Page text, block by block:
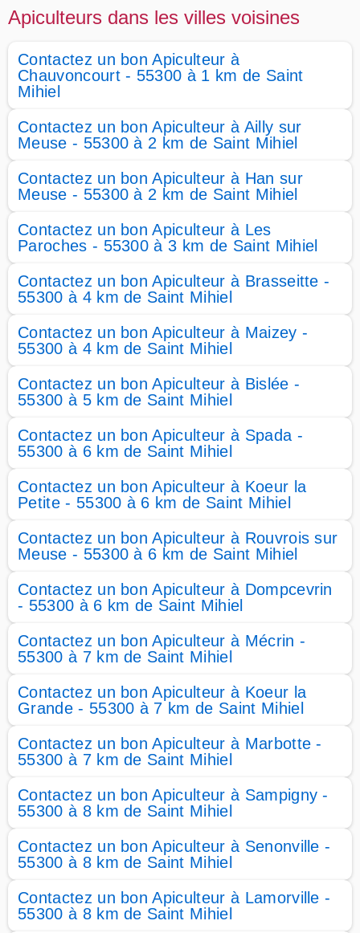
Apiculteurs dans les villes voisines
Contactez un bon Apiculteur à
Chauvoncourt - 55300 à 1 km de Saint
Mihiel
Contactez un bon Apiculteur à Ailly sur
Meuse - 55300 à 2 km de Saint Mihiel
Contactez un bon Apiculteur à Han sur
Meuse - 55300 à 2 km de Saint Mihiel
Contactez un bon Apiculteur à Les
Paroches - 55300 à 3 km de Saint Mihiel
Contactez un bon Apiculteur à Brasseitte -
55300 à 4 km de Saint Mihiel
Contactez un bon Apiculteur à Maizey -
55300 à 4 km de Saint Mihiel
Contactez un bon Apiculteur à Bislée -
55300 à 5 km de Saint Mihiel
Contactez un bon Apiculteur à Spada -
55300 à 6 km de Saint Mihiel
Contactez un bon Apiculteur à Koeur la
Petite - 55300 à 6 km de Saint Mihiel
Contactez un bon Apiculteur à Rouvrois sur
Meuse - 55300 à 6 km de Saint Mihiel
Contactez un bon Apiculteur à Dompcevrin
- 55300 à 6 km de Saint Mihiel
Contactez un bon Apiculteur à Mécrin -
55300 à 7 km de Saint Mihiel
Contactez un bon Apiculteur à Koeur la
Grande - 55300 à 7 km de Saint Mihiel
Contactez un bon Apiculteur à Marbotte -
55300 à 7 km de Saint Mihiel
Contactez un bon Apiculteur à Sampigny -
55300 à 8 km de Saint Mihiel
Contactez un bon Apiculteur à Senonville -
55300 à 8 km de Saint Mihiel
Contactez un bon Apiculteur à Lamorville -
55300 à 8 km de Saint Mihiel